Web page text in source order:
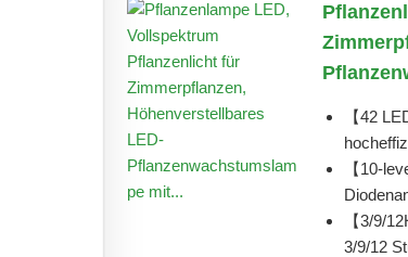
【42
【10-
【3/9/
3/9/12